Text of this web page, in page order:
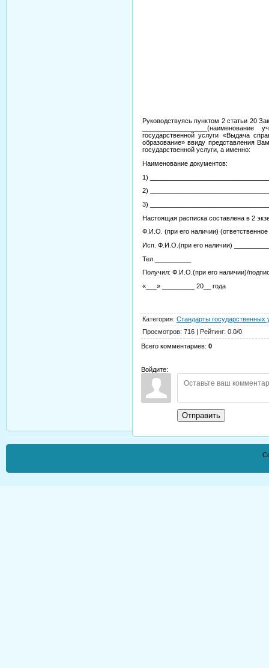
Руководствуясь пунктом 2 статьи 20
государственной услуги «Выдача
образование» ввиду представления
государственной услуги, а именно:
Наименование документов:
1)
2)
3)
Настоящая расписка составлена в 2
Ф.И.О. (при его наличии)
Исп. Ф.И.О.(при его наличии)
Тел.__________
Получил: Ф.И.О.(при его наличии)/
«___» _________ 20__ года
Категория: Стандарты государственных
Просмотров: 716 | Рейтинг: 0.0/0
Всего комментариев: 0
Войдите:
Отправить